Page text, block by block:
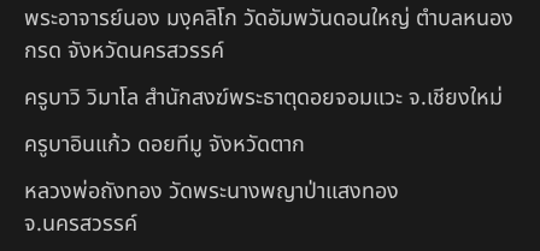
พระอาจารย์นอง มงฺคลิโก วัดอัมพวันดอนใหญ่ ตำบลหนอง
กรด จังหวัดนครสวรรค์
ครูบาวิ วิมาโล สำนักสงฆ์พระธาตุดอยจอมแวะ จ.เชียงใหม่
ครูบาอินแก้ว ดอยทีมู จังหวัดตาก
หลวงพ่อถังทอง วัดพระนางพญาป่าแสงทอง
จ.นครสวรรค์